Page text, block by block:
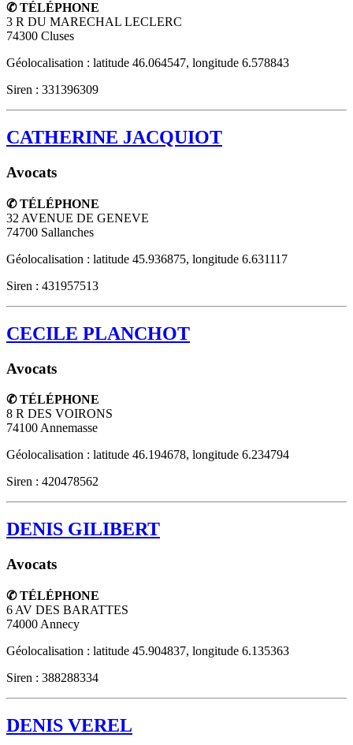
✆ TÉLÉPHONE
3 R DU MARECHAL LECLERC
74300 Cluses
Géolocalisation : latitude 46.064547, longitude 6.578843
Siren : 331396309
CATHERINE JACQUIOT
Avocats
✆ TÉLÉPHONE
32 AVENUE DE GENEVE
74700 Sallanches
Géolocalisation : latitude 45.936875, longitude 6.631117
Siren : 431957513
CECILE PLANCHOT
Avocats
✆ TÉLÉPHONE
8 R DES VOIRONS
74100 Annemasse
Géolocalisation : latitude 46.194678, longitude 6.234794
Siren : 420478562
DENIS GILIBERT
Avocats
✆ TÉLÉPHONE
6 AV DES BARATTES
74000 Annecy
Géolocalisation : latitude 45.904837, longitude 6.135363
Siren : 388288334
DENIS VEREL